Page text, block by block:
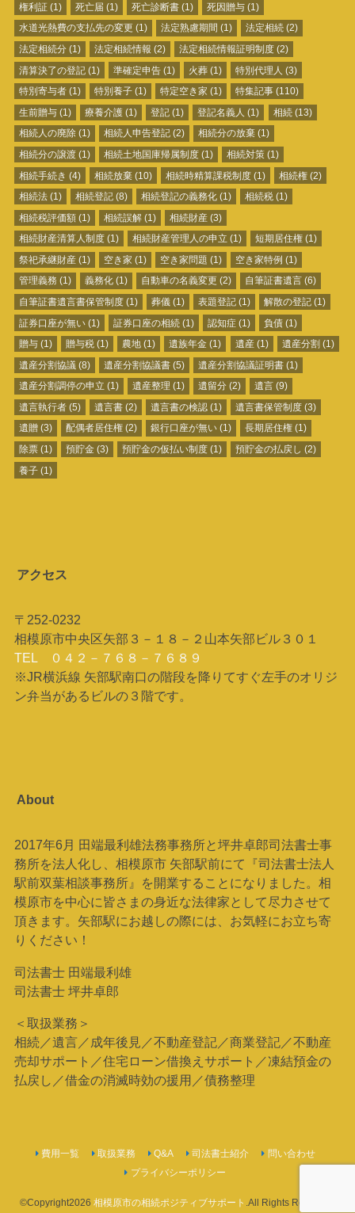
権利証(1) 死亡届 (1) 死亡診断書 (1) 死因贈与 (1)
水道光熱費の支払先の変更 (1) 法定熟慮期間 (1) 法定相続 (2)
法定相続分(1) 法定相続情報 (2) 法定相続情報証明制度 (2)
清算決了の登記(1) 準確定申告 (1) 火葬 (1) 特別代理人 (3)
特別寄与者(1) 特別養子 (1) 特定空き家 (1) 特集記事 (110)
生前贈与(1) 療養介護 (1) 登記 (1) 登記名義人 (1) 相続(13)
相続人の廃除(1) 相続人申告登記 (2) 相続分の放棄 (1)
相続分の譲渡(1) 相続土地国庫帰属制度 (1) 相続対策 (1)
相続手続き (4) 相続放棄 (10) 相続時精算課税制度 (1) 相続権 (2)
相続法(1) 相続登記 (8) 相続登記の義務化 (1) 相続税 (1)
相続税評価額(1) 相続誤解 (1) 相続財産 (3)
相続財産清算人制度(1) 相続財産管理人の申立 (1) 短期居住権 (1)
祭祀承継財産(1) 空き家 (1) 空き家問題 (1) 空き家特例 (1)
管理義務 (1) 義務化 (1) 自動車の名義変更 (2) 自筆証書遺言 (6)
自筆証書遺言書保管制度(1) 葬儀 (1) 表題登記 (1) 解散の登記 (1)
証券口座が無い(1) 証券口座の相続 (1) 認知症 (1) 負債 (1)
贈与(1) 贈与税 (1) 農地 (1) 遺族年金 (1) 遺産(1) 遺産分割 (1)
遺産分割協議 (8) 遺産分割協議書 (5) 遺産分割協議証明書 (1)
遺産分割調停の申立 (1) 遺産整理 (1) 遺留分 (2) 遺言 (9)
遺言執行者(5) 遺言書 (2) 遺言書の検認 (1) 遺言書保管制度 (3)
遺贈(3) 配偶者居住権 (2) 銀行口座が無い (1) 長期居住権 (1)
除票(1) 預貯金 (3) 預貯金の仮払い制度 (1) 預貯金の払戻し (2)
養子(1)
アクセス
〒252-0232
相模原市中央区矢部３－１８－２山本矢部ビル３０１
TEL ０４２－７６８－７６８９
※JR横浜線 矢部駅南口の階段を降りてすぐ左手のオリジ
ン弁当があるビルの３階です。
About
2017年6月 田端最利雄法務事務所と坪井卓郎司法書士事
務所を法人化し、相模原市 矢部駅前にて『司法書士法人
駅前双葉相談事務所』を開業することになりました。相
模原市を中心に皆さまの身近な法律家として尽力させて
頂きます。矢部駅にお越しの際には、お気軽にお立ち寄
りください！
司法書士 田端最利雄
司法書士 坪井卓郎
＜取扱業務＞
相続／遺言／成年後見／不動産登記／商業登記／不動産
売却サポート／住宅ローン借換えサポート／凍結預金の
払戻し／借金の消滅時効の援用／債務整理
費用一覧 取扱業務 Q&A 司法書士紹介
問い合わせ
プライバシーポリシー
©Copyright2026 相模原市の相続ポジティブサポート .All Rights Reserved.